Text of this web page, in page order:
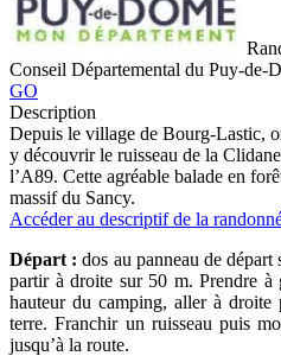
Conseil Départemental du Puy-de-
GO
Description
Depuis le village de Bourg-Lastic,
y découvrir le ruisseau de la
l’A89. Cette agréable balade en
massif du Sancy.
Accéder au descriptif de la
Départ : dos au panneau de
partir à droite sur 50 m. Prendre
hauteur du camping, aller à
terre. Franchir un ruisseau puis
jusqu’à la route.